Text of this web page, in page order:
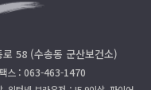
58 (수송동 군산보건소)
스 : 063-463-1470